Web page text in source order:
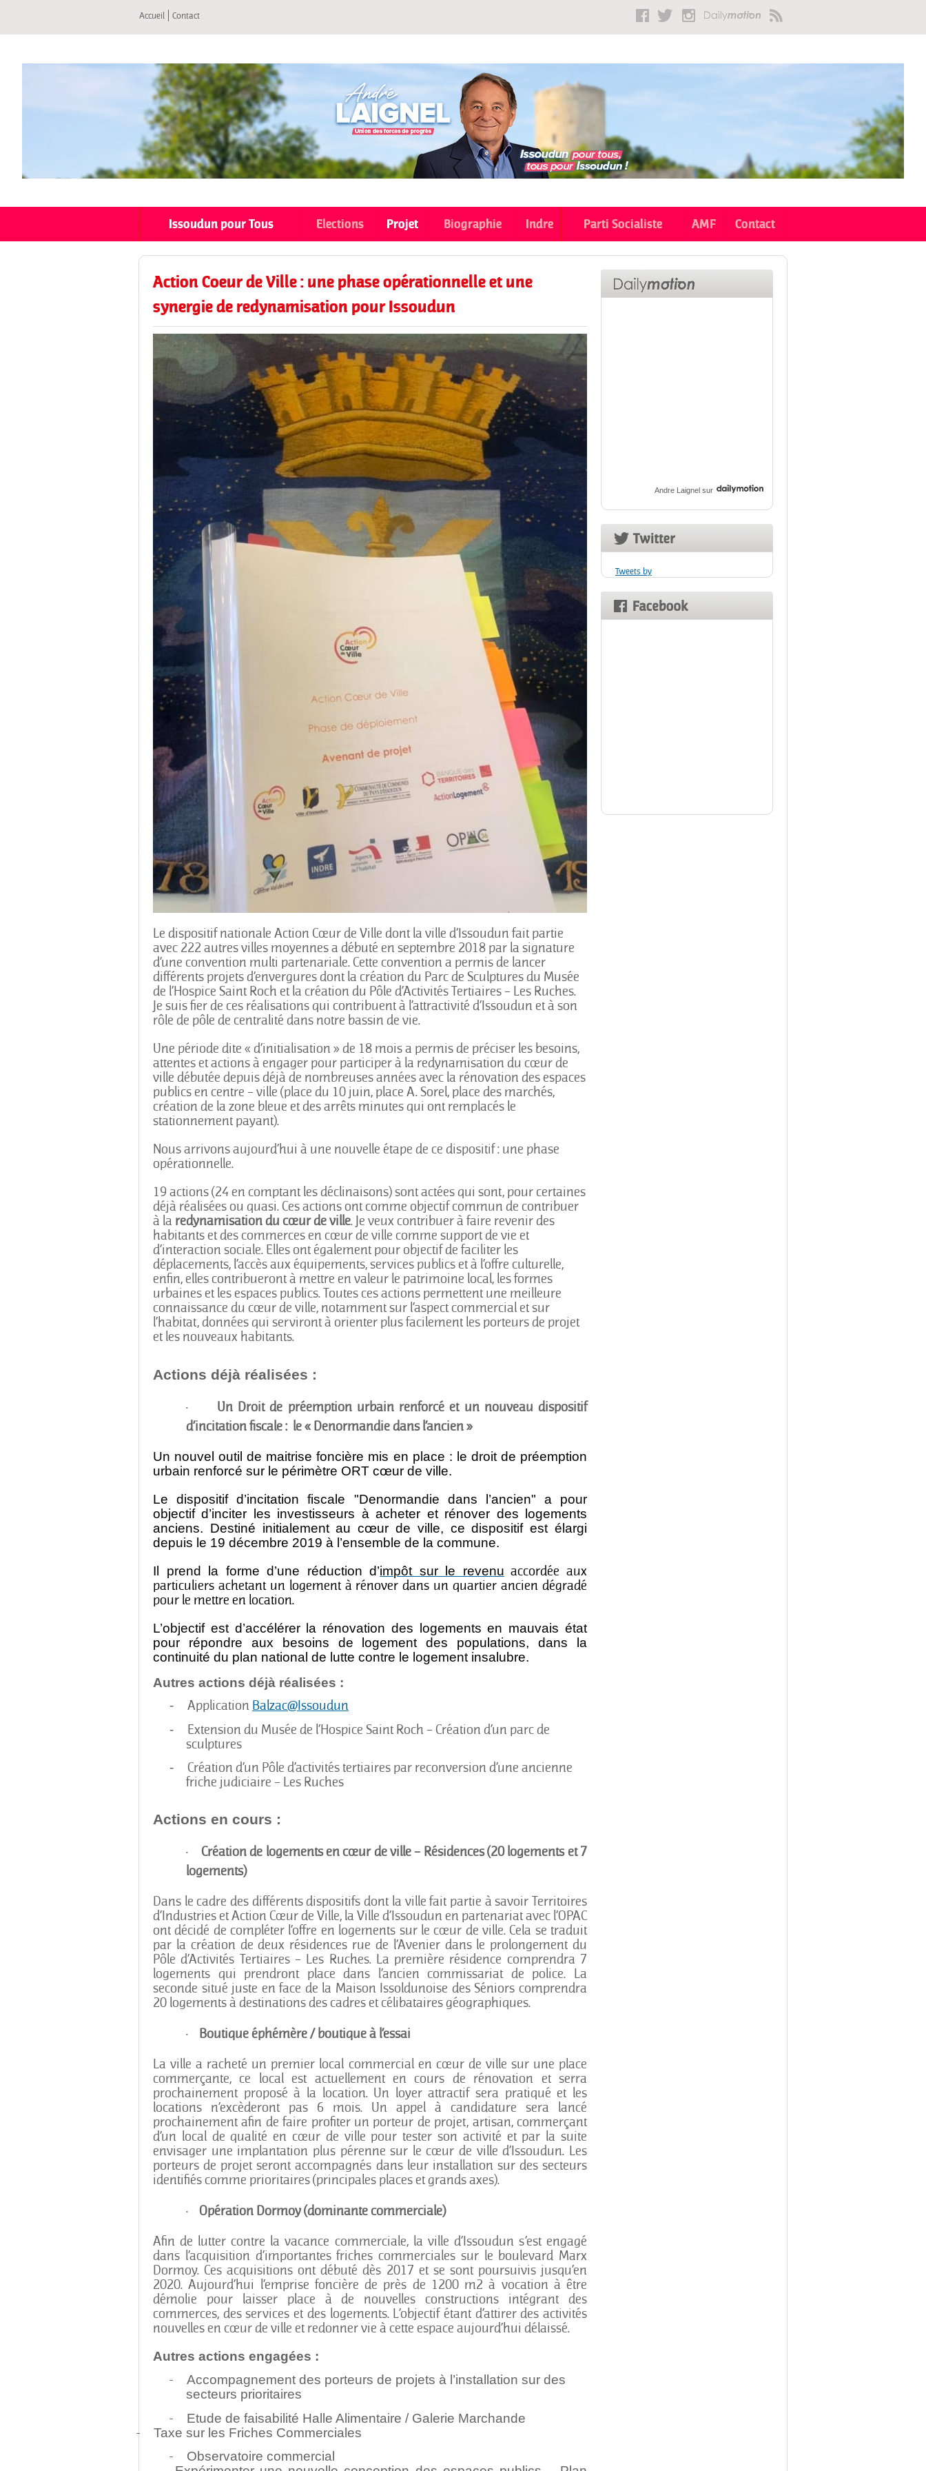
principal
Accueil Contact
Issoudun pour Tous Elections Projet Biographie Indre Parti Socialiste AMF Contact
Action Coeur de Ville : une phase opérationnelle et une
synergie de redynamisation pour Issoudun
Le dispositif nationale Action Cœur de Ville dont la ville d’Issoudun fait partie
avec 222 autres villes moyennes a débuté en septembre 2018 par la signature
d’une convention multi partenariale. Cette convention a permis de lancer
différents projets d’envergures dont la création du Parc de Sculptures du Musée
de l’Hospice Saint Roch et la création du Pôle d’Activités Tertiaires – Les Ruches.
Je suis fier de ces réalisations qui contribuent à l’attractivité d’Issoudun et à son
rôle de pôle de centralité dans notre bassin de vie.
Une période dite « d’initialisation » de 18 mois a permis de préciser les besoins,
attentes et actions à engager pour participer à la redynamisation du cœur de
ville débutée depuis déjà de nombreuses années avec la rénovation des espaces
publics en centre – ville (place du 10 juin, place A. Sorel, place des marchés,
création de la zone bleue et des arrêts minutes qui ont remplacés le
stationnement payant).
Nous arrivons aujourd’hui à une nouvelle étape de ce dispositif : une phase
opérationnelle.
19 actions (24 en comptant les déclinaisons) sont actées qui sont, pour certaines
déjà réalisées ou quasi. Ces actions ont comme objectif commun de contribuer
à la redynamisation du cœur de ville. Je veux contribuer à faire revenir des
habitants et des commerces en cœur de ville comme support de vie et
d’interaction sociale. Elles ont également pour objectif de faciliter les
déplacements, l’accès aux équipements, services publics et à l’offre culturelle,
enfin, elles contribueront à mettre en valeur le patrimoine local, les formes
urbaines et les espaces publics. Toutes ces actions permettent une meilleure
connaissance du cœur de ville, notamment sur l’aspect commercial et sur
l’habitat, données qui serviront à orienter plus facilement les porteurs de projet
et les nouveaux habitants.
Actions déjà réalisées :
·
Un Droit de préemption urbain renforcé et un nouveau dispositif
d’incitation fiscale : le « Denormandie dans l’ancien »
Un nouvel outil de maitrise foncière mis en place : le droit de préemption
urbain renforcé sur le périmètre ORT cœur de ville.
Le dispositif d’incitation fiscale "Denormandie dans l’ancien" a pour
objectif d’inciter les investisseurs àacheter et rénover des
logements
anciens. Destiné initialement au cœur de ville, ce dispositif est élargi
depuis le 19 décembre 2019 à l’ensemble de la commune.
Il prend la forme d’une réduction d’impôt sur le revenu accordée aux
particuliers achetant un logement à rénover dans un quartier ancien dégradé
pour le mettre en location.
L’objectif est d’accélérer la rénovation des logements en mauvais état
pour répondre aux besoins de logement des populations, dans la
continuité du plan national de lutte contre le logement insalubre.
Autres actions déjà réalisées :
-
Application Balzac@Issoudun
-
Extension du Musée de l’Hospice Saint Roch – Création d’un parc de
sculptures
-
Création d’un Pôle d’activités tertiaires par reconversion d’une ancienne
friche judiciaire – Les Ruches
Actions en cours :
·
Création de logements en cœur de ville – Résidences (20 logements et 7
logements)
Dans le cadre des différents dispositifs dont la ville fait partie à savoir Territoires
d’Industries et Action Cœur de Ville, la Ville d’Issoudun en partenariat avec l’OPAC
ont décidé de compléter l’offre en logements sur le cœur de ville. Cela se traduit
par la création de deux résidences rue de l’Avenier dans le prolongement du
Pôle d’Activités Tertiaires – Les Ruches. La première résidence comprendra 7
logements qui prendront place dans l’ancien commissariat de police. La
seconde situé juste en face de la Maison Issoldunoise des Séniors comprendra
20 logements à destinations des cadres et célibataires géographiques.
·
Boutique éphémère / boutique à l’essai
La ville a racheté un premier local commercial en cœur de ville sur une place
commerçante, ce local est actuellement en cours de rénovation et serra
prochainement proposé à la location. Un loyer attractif sera pratiqué et les
locations n’excèderont pas 6 mois. Un appel à candidature sera lancé
prochainement afin de faire profiter un porteur de projet, artisan, commerçant
d’un local de qualité en cœur de ville pour tester son activité et par la suite
envisager une implantation plus pérenne sur le cœur de ville d’Issoudun. Les
porteurs de projet seront accompagnés dans leur installation sur des secteurs
identifiés comme prioritaires (principales places et grands axes).
·
Opération Dormoy (dominante commerciale)
Afin de lutter contre la vacance commerciale, la ville d’Issoudun s’est engagé
dans l’acquisition d’importantes friches commerciales sur le boulevard Marx
Dormoy. Ces acquisitions ont débuté dès 2017 et se sont poursuivis jusqu’en
2020. Aujourd’hui l’emprise foncière de près de 1200 m2 à vocation à être
démolie pour laisser place à de nouvelles constructions intégrant des
commerces, des services et des logements. L’objectif étant d’attirer des activités
nouvelles en cœur de ville et redonner vie à cette espace aujourd’hui délaissé.
Autres actions engagées :
-
Accompagnement des porteurs de projets à l’installation sur des
secteurs prioritaires
- Etude de faisabilité Halle Alimentaire / Galerie Marchande
- Taxe sur les Friches Commerciales
- Observatoire commercial
Andre Laignel sur
Tweets by